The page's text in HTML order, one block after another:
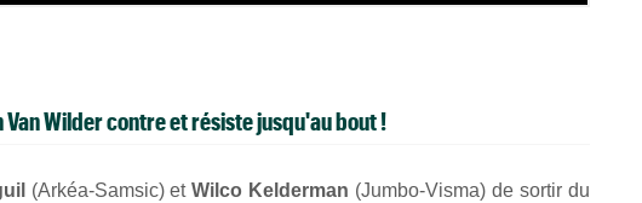
Wilder contre et résiste jusqu'au bout !
(Arkéa-Samsic) etWilco Kelderman (Jumbo-Visma) de sortir du